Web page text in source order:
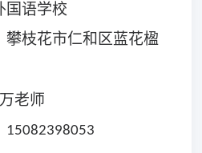
国语学校
攀枝花市仁和区蓝花楹
万老师
15082398053